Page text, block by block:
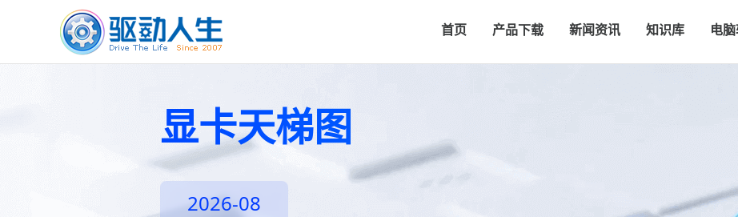
首页 产品下载 新闻资讯 知识库 电
显卡天梯图
2026-08